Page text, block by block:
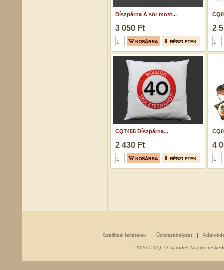
Díszpárna A sör most...
3 050 Ft 2
CQ7455 Díszpárna...
2 430 Ft 4
Szállítási feltételek Üzletszabályzat
2026 © CQ-73 Ajándék